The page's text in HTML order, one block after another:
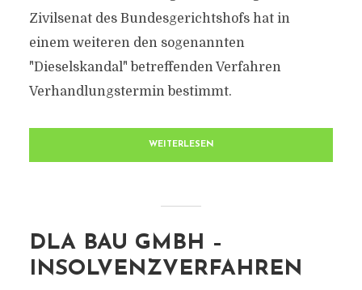
Zivilsenat des Bundesgerichtshofs hat in
einem weiteren den sogenannten
"Dieselskandal" betreffenden Verfahren
Verhandlungstermin bestimmt.
WEITERLESEN
DLA BAU GMBH –
INSOLVENZVERFAHREN